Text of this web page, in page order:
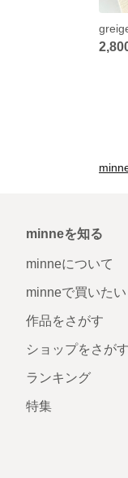
minneを知る
minneについて
minneで買いたい
作品をさがす
ショップをさがす
ランキング
特集